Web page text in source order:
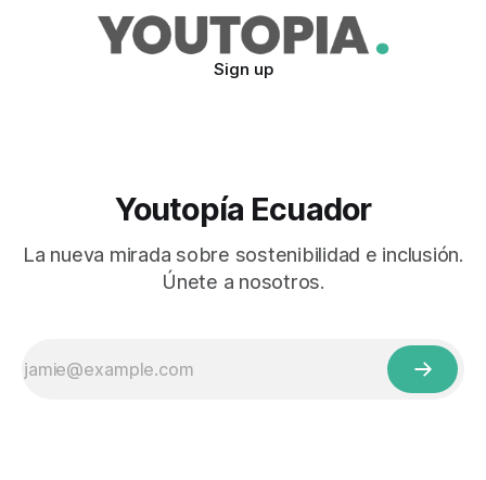
Sign up
Youtopía Ecuador
La nueva mirada sobre sostenibilidad e inclusión.
Únete a nosotros.